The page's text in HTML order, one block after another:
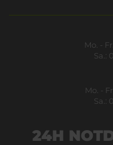
Mo. -
Sa.:
Mo. -
Sa.:
24H